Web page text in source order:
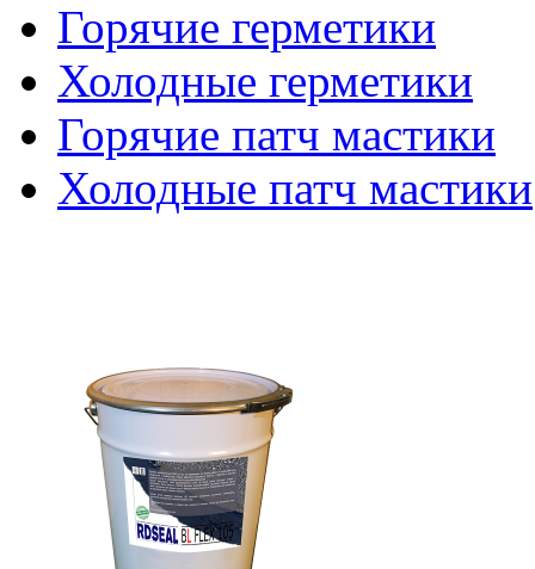
Горячие герметики
Холодные герметики
Горячие патч мастики
Холодные патч мастики